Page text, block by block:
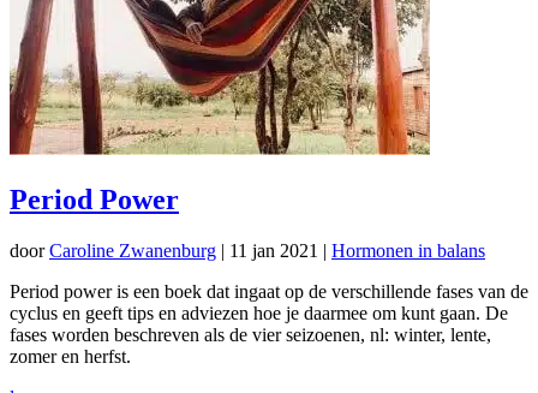
Period Power
doorCaroline Zwanenburg | 11 jan 2021 | Hormonen in balans
Period power is een boek dat ingaat op de verschillende fases van de
cyclus en geeft tips en adviezen hoe je daarmee om kunt gaan. De
fases worden beschreven als de vier seizoenen, nl: winter, lente,
zomer en herfst.